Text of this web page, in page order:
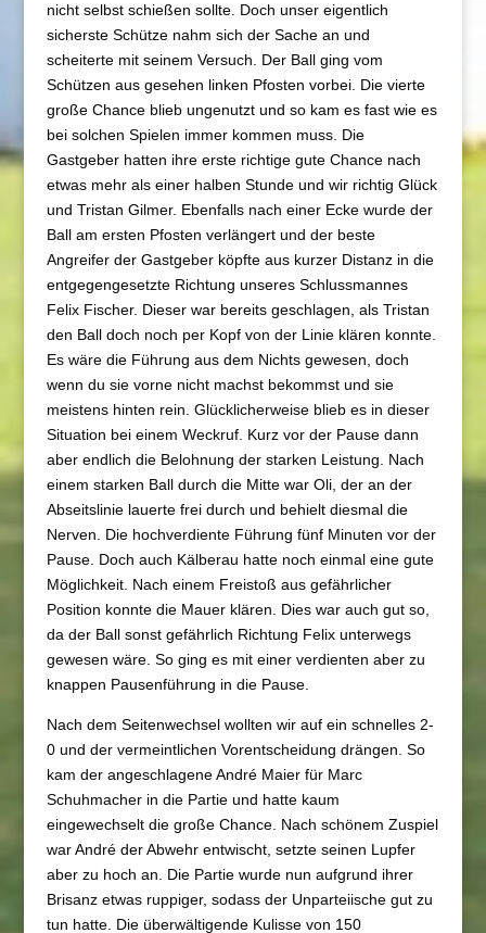
nicht selbst schießen sollte. Doch unser eigentlich
sicherste Schütze nahm sich der Sache an und
scheiterte mit seinem Versuch. Der Ball ging vom
Schützen aus gesehen linken Pfosten vorbei. Die vierte
große Chance blieb ungenutzt und so kam es fast wie es
bei solchen Spielen immer kommen muss. Die
Gastgeber hatten ihre erste richtige gute Chance nach
etwas mehr als einer halben Stunde und wir richtig Glück
und Tristan Gilmer. Ebenfalls nach einer Ecke wurde der
Ball am ersten Pfosten verlängert und der beste
Angreifer der Gastgeber köpfte aus kurzer Distanz in die
entgegengesetzte Richtung unseres Schlussmannes
Felix Fischer. Dieser war bereits geschlagen, als Tristan
den Ball doch noch per Kopf von der Linie klären konnte.
Es wäre die Führung aus dem Nichts gewesen, doch
wenn du sie vorne nicht machst bekommst und sie
meistens hinten rein. Glücklicherweise blieb es in dieser
Situation bei einem Weckruf. Kurz vor der Pause dann
aber endlich die Belohnung der starken Leistung. Nach
einem starken Ball durch die Mitte war Oli, der an der
Abseitslinie lauerte frei durch und behielt diesmal die
Nerven. Die hochverdiente Führung fünf Minuten vor der
Pause. Doch auch Kälberau hatte noch einmal eine gute
Möglichkeit. Nach einem Freistoß aus gefährlicher
Position konnte die Mauer klären. Dies war auch gut so,
da der Ball sonst gefährlich Richtung Felix unterwegs
gewesen wäre. So ging es mit einer verdienten aber zu
knappen Pausenführung in die Pause.
Nach dem Seitenwechsel wollten wir auf ein schnelles 2-
0 und der vermeintlichen Vorentscheidung drängen. So
kam der angeschlagene André Maier für Marc
Schuhmacher in die Partie und hatte kaum
eingewechselt die große Chance. Nach schönem Zuspiel
war André der Abwehr entwischt, setzte seinen Lupfer
aber zu hoch an. Die Partie wurde nun aufgrund ihrer
Brisanz etwas ruppiger, sodass der Unparteiische gut zu
tun hatte. Die überwältigende Kulisse von 150